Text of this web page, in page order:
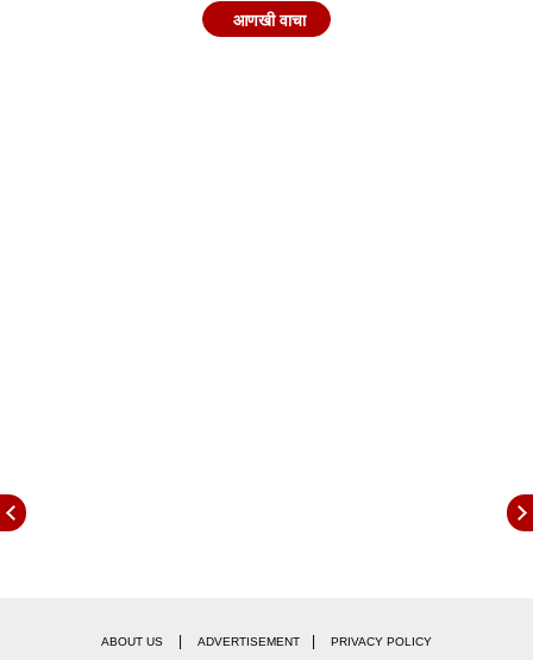
एलिमिनेटर सामन्यात गुजरात टायटन्सचा 20 धावांनी पराभव
आणखी वाचा
ABOUT US ADVERTISEMENT PRIVACY POLICY